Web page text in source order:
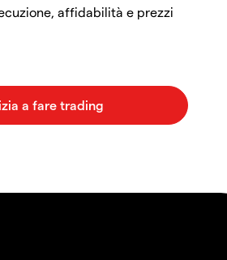
affidabilità e prezzi